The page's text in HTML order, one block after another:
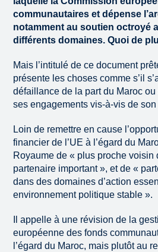
communautaires et dépense
notamment au soutien octroyé
différents domaines. Quoi de
Mais l’intitulé de ce document
présente les choses comme s’il
défaillance de la part du Maroc ou
ses engagements vis-à-vis de
Loin de remettre en cause
financier de l’UE à l’égard du
Royaume de « plus proche voisin
partenaire important », et de «
dans des domaines d’action
environnement politique stable ».
Il appelle à une révision de la
européenne des fonds
l’égard du Maroc, mais plutôt au